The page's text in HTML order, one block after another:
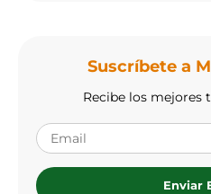
Suscríbete a
Recibe los mejores
Enviar